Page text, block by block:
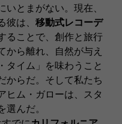
とまがない。現在、
は、 移動式レコーデ
ることで、創作と旅行
から離れ、自然が与え
タイム」を味わうこと
からだ。そして私たち
ヒム・ガローは、スタ
んだ。